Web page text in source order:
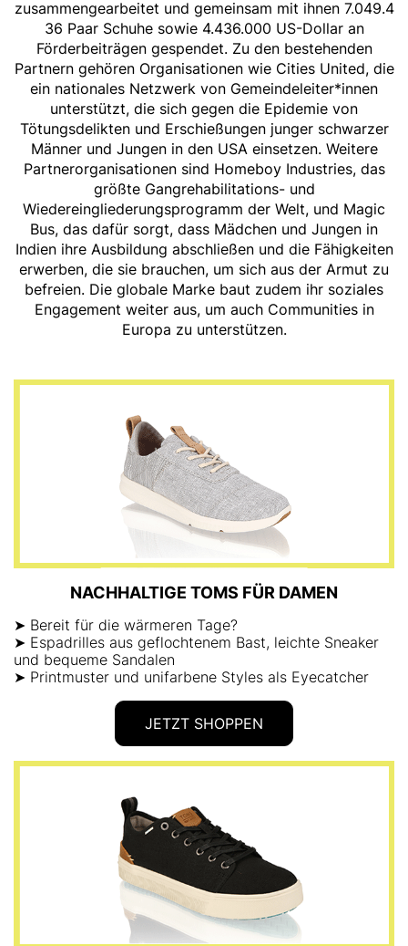
zusammengearbeitet und gemeinsam mit ihnen 7.049.4
36 Paar Schuhe sowie 4.436.000 US-Dollar an
Förderbeiträgen gespendet. Zu den bestehenden
Partnern gehören Organisationen wie Cities United, die
ein nationales Netzwerk von Gemeindeleiter*innen
unterstützt, die sich gegen die Epidemie von
Tötungsdelikten und Erschießungen junger schwarzer
Männer und Jungen in den USA einsetzen. Weitere
Partnerorganisationen sind Homeboy Industries, das
größte Gangrehabilitations- und
Wiedereingliederungsprogramm der Welt, und Magic
Bus, das dafür sorgt, dass Mädchen und Jungen in
Indien ihre Ausbildung abschließen und die Fähigkeiten
erwerben, die sie brauchen, um sich aus der Armut zu
befreien. Die globale Marke baut zudem ihr soziales
Engagement weiter aus, um auch Communities in
Europa zu unterstützen.
NACHHALTIGE TOMS FÜR DAMEN
➤ Bereit für die wärmeren Tage?
➤ Espadrilles aus geflochtenem Bast, leichte Sneaker
und bequeme Sandalen
➤ Printmuster und unifarbene Styles als Eyecatcher
JETZT SHOPPEN